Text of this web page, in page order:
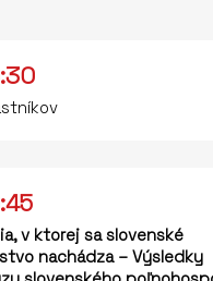
v ktorej sa slovenské
nachádza – Výsledky